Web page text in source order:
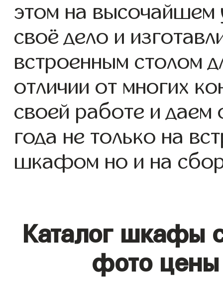
этом на
своё дело и
встроенным столом
отличии от многих
своей работе и
года не только на
шкафом но и на
Каталог шкафы
фото